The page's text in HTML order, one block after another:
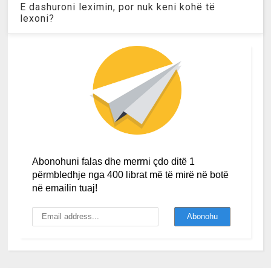
E dashuroni leximin, por nuk keni kohë të
lexoni?
Abonohuni falas dhe merrni çdo ditë 1
përmbledhje nga 400 librat më të mirë në botë
në emailin tuaj!